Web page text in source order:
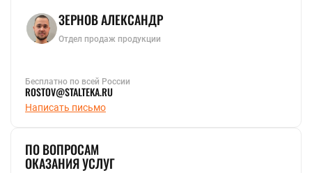
ЗЕРНОВ АЛЕКСАНДР
Отдел продаж продукции
Бесплатно по всей России
ROSTOV@STALTEKA.RU
Написать письмо
ПО ВОПРОСАМ
ОКАЗАНИЯ УСЛУГ